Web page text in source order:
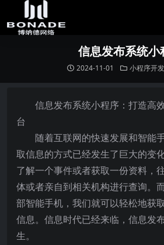
信息发布系统小
2024-11-01 小程序开发
信息发布系统小程序：打造高
台
随着互联网的快速发展和智能
取信息的方式已经发生了巨大的变
了解一个事件或者获取一份资料，
体或者亲自到相关机构进行查询。
部智能手机，我们就可以轻松地获
信息。信息时代已经来临，信息发
生。